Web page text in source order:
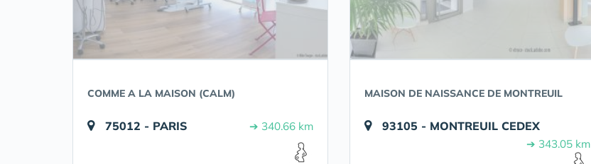
COMME A LA MAISON (CALM)
75012 - PARIS ➔ 340.66 km
MAISON DE NAISSANCE DE MONTREUIL
93105 - MONTREUIL CEDEX
➔ 343.05 km